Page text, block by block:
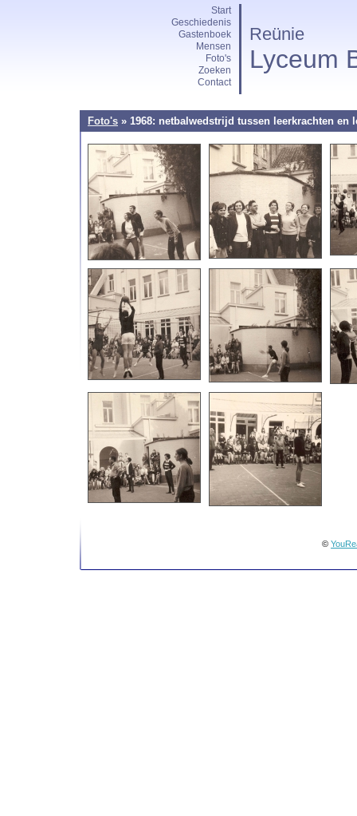
Reünie
Lyceum
Start
Geschiedenis
Gastenboek
Mensen
Foto's
Zoeken
Contact
Foto's » 1968: netbalwedstrijd tussen leerkrachten en
©